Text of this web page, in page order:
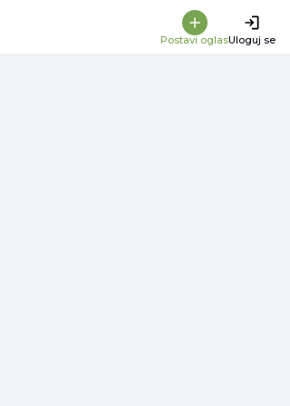
Postavi oglasUloguj se